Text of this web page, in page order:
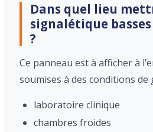
Dans quel lieu
signalétique
?
Ce panneau est à afficher à
soumises à des conditions de
laboratoire clinique
chambres froides